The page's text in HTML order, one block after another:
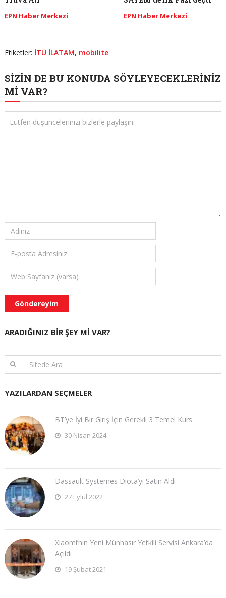
EPN Haber Merkezi EPN Haber Merkezi
Etiketler: İTÜ İLATAM, mobilite
SIZIN DE BU KONUDA SÖYLEYECEKLERINIZ
MI VAR?
ARADIĞINIZ BIR ŞEY MI VAR?
YAZILARDAN SEÇMELER
BT’ye İyi Bir Giriş İçin Gerekli 3 Temel Kurs
30 Nisan 2024
Dassault Systemes Diota’yı Satın Aldı
27 Eylül 2022
Xiaomi’nin Yeni Münhasır Yetkili Servisi Ankara’da
Açıldı
19 Şubat 2021